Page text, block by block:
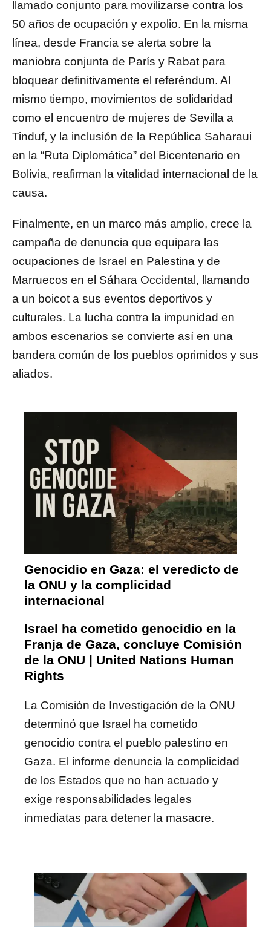
llamado conjunto para movilizarse contra los
50 años de ocupación y expolio. En la misma
línea, desde Francia se alerta sobre la
maniobra conjunta de París y Rabat para
bloquear definitivamente el referéndum. Al
mismo tiempo, movimientos de solidaridad
como el encuentro de mujeres de Sevilla a
Tinduf, y la inclusión de la República Saharaui
en la “Ruta Diplomática” del Bicentenario en
Bolivia, reafirman la vitalidad internacional de la
causa.
Finalmente, en un marco más amplio, crece la
campaña de denuncia que equipara las
ocupaciones de Israel en Palestina y de
Marruecos en el Sáhara Occidental, llamando
a un boicot a sus eventos deportivos y
culturales. La lucha contra la impunidad en
ambos escenarios se convierte así en una
bandera común de los pueblos oprimidos y sus
aliados.
Genocidio en Gaza: el veredicto de
la ONU y la complicidad
internacional
Israel ha cometido genocidio en la
Franja de Gaza, concluye Comisión
de la ONU | United Nations Human
Rights
La Comisión de Investigación de la ONU
determinó que Israel ha cometido
genocidio contra el pueblo palestino en
Gaza. El informe denuncia la complicidad
de los Estados que no han actuado y
exige responsabilidades legales
inmediatas para detener la masacre.